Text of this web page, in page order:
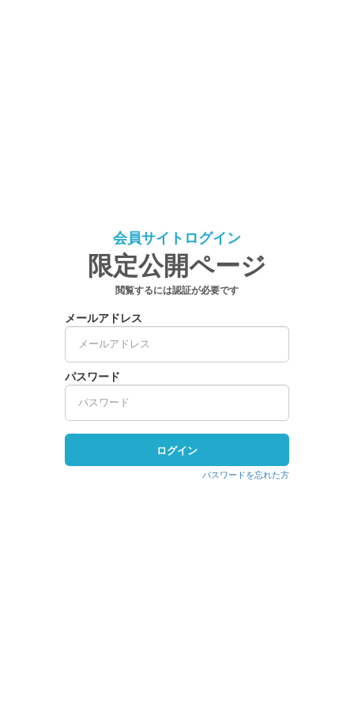
会員サイトログイン
限定公開ページ
閲覧するには認証が必要です
メールアドレス
パスワード
ログイン
パスワードを忘れた方